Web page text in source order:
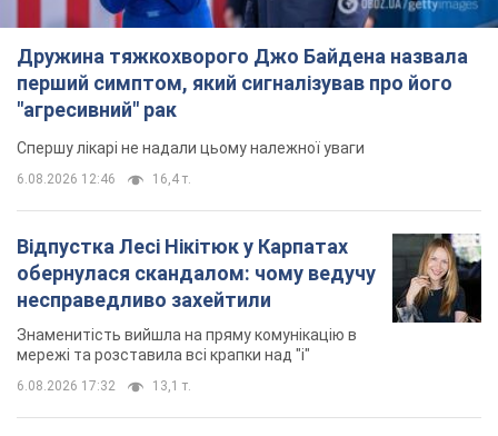
Дружина тяжкохворого Джо Байдена назвала
перший симптом, який сигналізував про його
"агресивний" рак
Спершу лікарі не надали цьому належної уваги
6.08.2026 12:46 16,4 т.
Відпустка Лесі Нікітюк у Карпатах
обернулася скандалом: чому ведучу
несправедливо захейтили
Знаменитість вийшла на пряму комунікацію в
мережі та розставила всі крапки над "і"
6.08.2026 17:32 13,1 т.